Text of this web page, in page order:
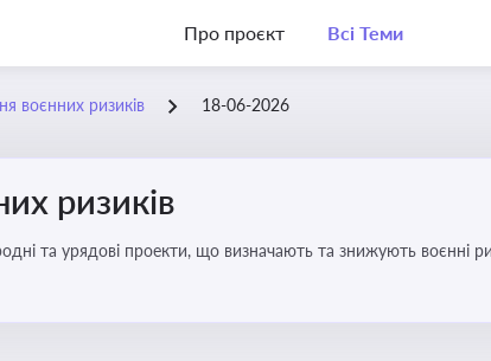
Про проєкт Всі Теми
воєнних ризиків 18-06-2026
ризиків
та урядові проекти, що визначають та знижують воєнні